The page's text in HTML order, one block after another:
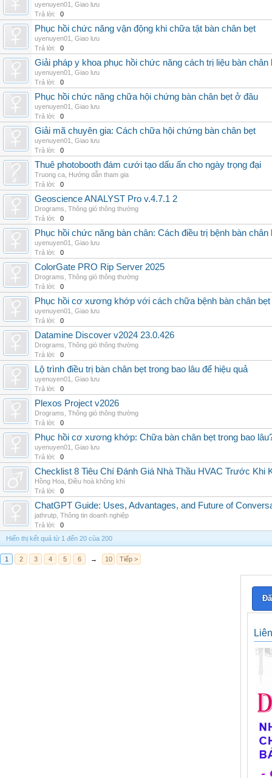
uyenuyen01
Giao lưu
Trả lời:
0
Phục hồi chức năng vận động khi chữa tật bàn chân bẹt
uyenuyen01
Giao lưu
Trả lời:
0
Giải pháp y khoa phục hồi chức năng cách trị liệu bàn chân
uyenuyen01
Giao lưu
Trả lời:
0
Phục hồi chức năng chữa hội chứng bàn chân bẹt ở đâu
uyenuyen01
Giao lưu
Trả lời:
0
Giải mã chuyên gia: Cách chữa hội chứng bàn chân bẹt
uyenuyen01
Giao lưu
Trả lời:
0
Thuê photobooth đám cưới tạo dấu ấn cho ngày trọng đại
Truong ca Hướng dẫn tham gia
Trả lời:
0
Geoscience ANALYST Pro v.4.7.1 2
Drograms Thông gió thông thường
Trả lời:
0
Phục hồi chức năng bàn chân: Cách điều trị bệnh bàn chân
uyenuyen01
Giao lưu
Trả lời:
0
ColorGate PRO Rip Server 2025
Drograms Thông gió thông thường
Trả lời:
0
Phục hồi cơ xương khớp với cách chữa bệnh bàn chân bẹt
uyenuyen01
Giao lưu
Trả lời:
0
Datamine Discover v2024 23.0.426
Drograms Thông gió thông thường
Trả lời:
0
Lộ trình điều trị bàn chân bẹt trong bao lâu để hiệu quả
uyenuyen01
Giao lưu
Trả lời:
0
Plexos Project v2026
Drograms Thông gió thông thường
Trả lời:
0
Phục hồi cơ xương khớp: Chữa bàn chân bẹt trong bao
uyenuyen01
Giao lưu
Trả lời:
0
Checklist 8 Tiêu Chí Đánh Giá Nhà Thầu HVAC Trước Khi
Hồng Hoa Điều hoà không khí
Trả lời:
0
ChatGPT Guide: Uses, Advantages, and Future of
jathrutp Thông tin doanh nghiệp
Trả lời:
0
Hiển thị kết quả từ 1 đến 20 của 200
1 2 3 4 5 6 → 10 Tiếp >